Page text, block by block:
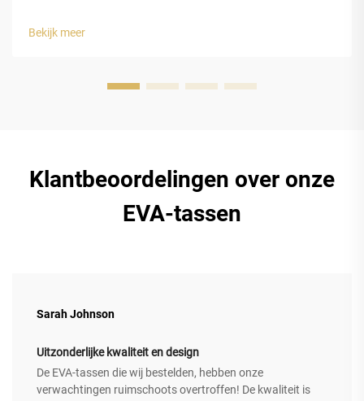
ethyleenvinylacetaat (EVA)-schuim biedt luxe horlogedozen
Bekijk meer
Klantbeoordelingen over onze
EVA-tassen
Sarah Johnson
Uitzonderlijke kwaliteit en design
De EVA-tassen die wij bestelden, hebben onze
verwachtingen ruimschoots overtroffen! De kwaliteit is